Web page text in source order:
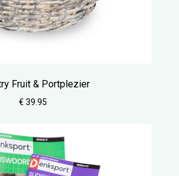
Fruit & Portplezier
€ 39.95